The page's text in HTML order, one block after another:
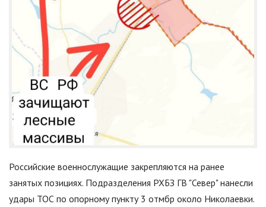
Российские военнослужащие закрепляются на ранее
занятых позициях. Подразделения РХБЗ ГВ "Север"нанесли
удары ТОС по опорному пункту 3 отмбр около Николаевки.